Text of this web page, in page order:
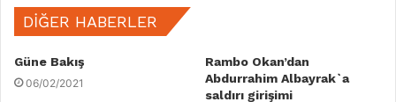
DIĞER HABERLER
Güne Bakış
06/02/2021
Rambo Okan’dan
Abdurrahim Albayrak`a
saldırı girişimi